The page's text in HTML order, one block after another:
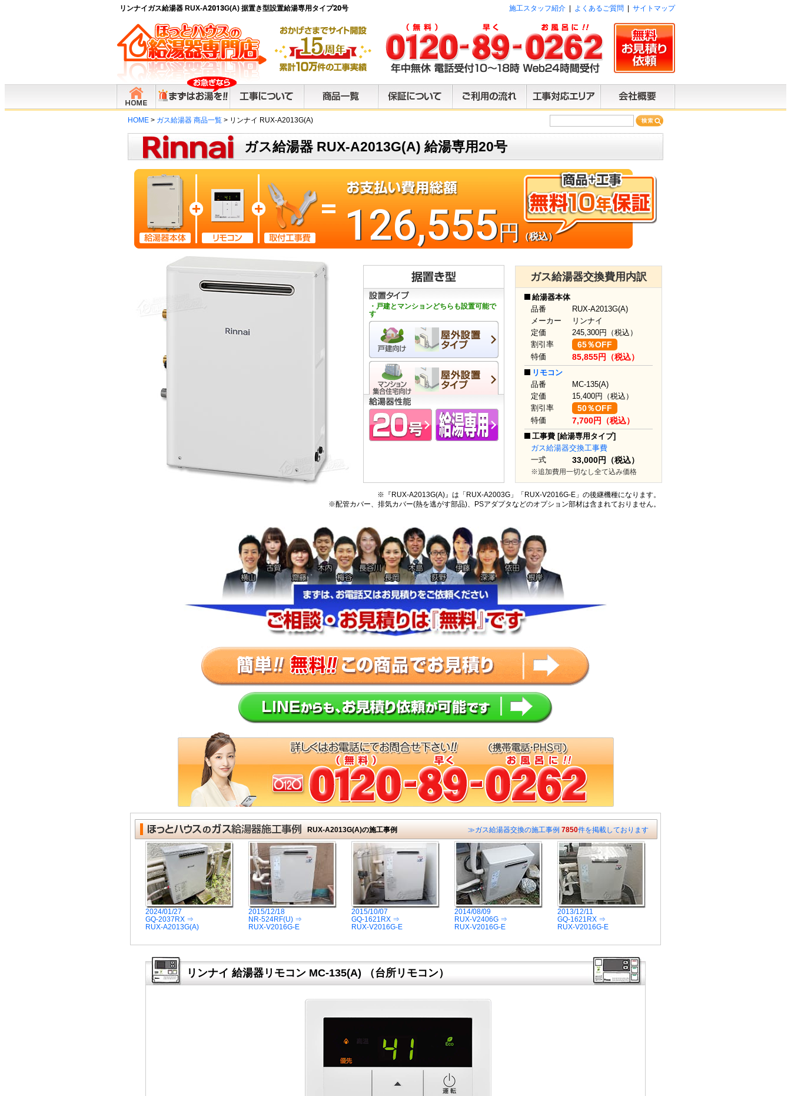
リンナイガス給湯器 RUX-A2013G(A) 据置き型設置給湯専用タイプ20号 施工スタッフ紹介 よくあるご質問 サイトマップ
HOME > ガス給湯器 商品一覧 > リンナイ RUX-A2013G(A)
ガス給湯器 RUX-A2013G(A) 給湯専用20号
126,555円 （税込）
・戸建とマンションどちらも設置可能で
す
ガス給湯器交換費用内訳
給湯器本体
品番
RUX-A2013G(A)
メーカー
リンナイ
定価
245,300円（税込）
割引率
65％OFF
特価 85,855円（税込）
リモコン
品番
MC-135(A)
定価
15,400円（税込）
割引率
50％OFF
特価 7,700円（税込）
工事費 [給湯専用タイプ]
ガス給湯器交換工事費
一式
33,000円（税込）
※追加費用一切なし全て込み価格
※『RUX-A2013G(A)』は「RUX-A2003G」「RUX-V2016G-E」の後継機種になります。
※配管カバー、排気カバー(熱を逃がす部品)、PSアダプタなどのオプション部材は含まれておりません。
RUX-A2013G(A)の施工事例 ≫ガス給湯器交換の施工事例 7850件を掲載しております
2024/01/27
GQ-2037RX ⇒
RUX-A2013G(A)
2015/12/18
NR-524RF(U) ⇒
RUX-V2016G-E
2015/10/07
GQ-1621RX ⇒
RUX-V2016G-E
2014/08/09
RUX-V2406G ⇒
RUX-V2016G-E
2013/12/11
GQ-1621RX ⇒
RUX-V2016G-E
リンナイ 給湯器リモコン MC-135(A) （台所リモコン）